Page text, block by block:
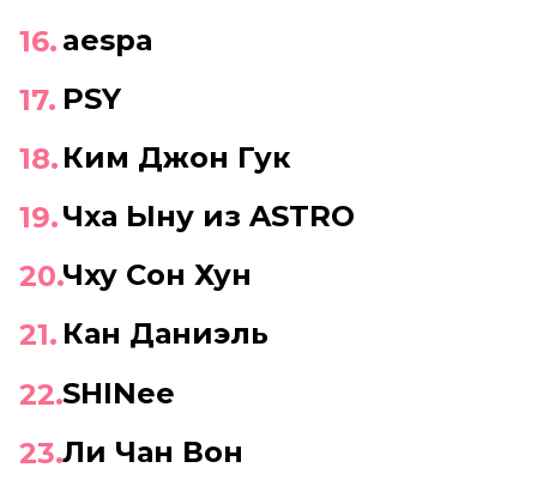
aespa
PSY
Ким Джон Гук
Чха Ыну из ASTRO
Чху Сон Хун
Кан Даниэль
SHINee
Ли Чан Вон